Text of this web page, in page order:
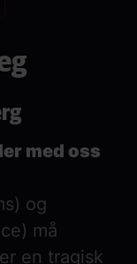
med oss
og
må
en tragisk